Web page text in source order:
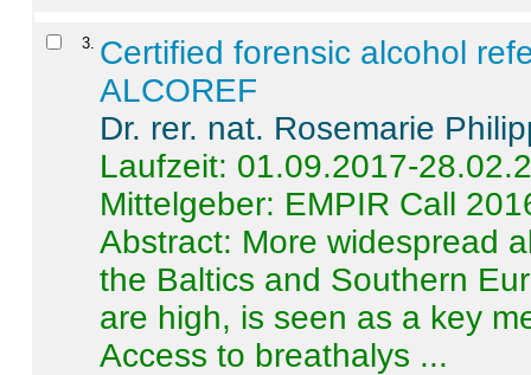
3 Certified forensic alcohol
ALCOREF
Dr. rer. nat. Rosemarie
Laufzeit: 01.09.2017-
Mittelgeber: EMPIR Call
Abstract: More widespread
the Baltics and Southern
are high, is seen as a key
Access to breathalys ...